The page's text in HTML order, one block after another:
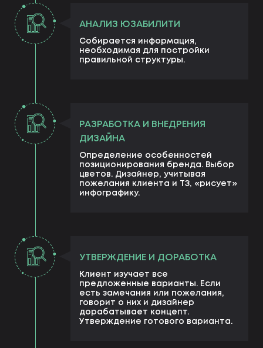
АНАЛИЗ ЮЗАБИЛИТИ
Собирается информация,
необходимая для постройки
правильной структуры.
РАЗРАБОТКА И ВНЕДРЕНИЯ
ДИЗАЙНА
Определение особенностей
позиционирования бренда. Выбор
цветов. Дизайнер, учитывая
пожелания клиента и ТЗ, «рисует»
инфографику.
УТВЕРЖДЕНИЕ И ДОРАБОТКА
Клиент изучает все
предложенные варианты. Если
есть замечания или пожелания,
говорит о них и дизайнер
дорабатывает концепт.
Утверждение готового варианта.